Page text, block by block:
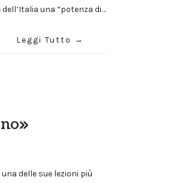
dell’Italia una “potenza di…
Leggi Tutto
delle sue lezioni più